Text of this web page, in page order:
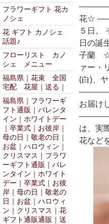
花☆
５日。
日の誕
子蘭
ァー・
(白)、
お届け
は、実
花など
フラワーギフト 花カ
ノシェ
花 ギフト カノシェ
話題♪
フローリスト カノ
シェ メニュー
福島県｜花束 全国
宅配 花屋｜送る｜
福島県｜フラワーギ
フト通販｜バレンタ
イン｜ホワイトデー
｜卒業式｜お彼岸｜
母の日｜敬老の日｜
お盆｜ハロウィン｜
クリスマス｜フラワ
ーギフト通販｜バレ
ンタイン｜ホワイト
デー｜卒業式｜お彼
岸｜母の日｜敬老の
日｜お盆｜ハロウィ
ン｜クリスマス｜花
ギフト通販通販｜送